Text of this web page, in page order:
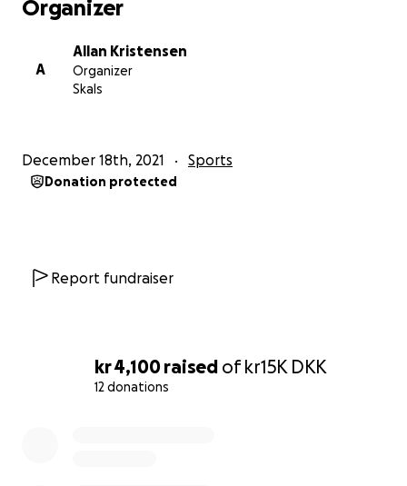
kr 4,100 raised ofkr15K DKK
12 donations
Organizer
A
Allan Kristensen
Organizer
Skals
December 18th, 2021 Sports
Donation protected
Report fundraiser